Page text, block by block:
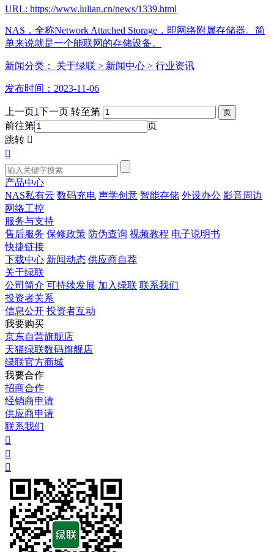
URL: https://www.lulian.cn/news/1339.html
NAS，全称Network Attached Storage，即网络附属存储器。简
单来说就是一个能联网的存储设备。
新闻分类： 关于绿联 > 新闻中心 > 行业资讯
发布时间：2023-11-06
上一页1下一页 转至第
前往第
页
跳转 

产品中心
NAS私有云 数码充电 声学创意 智能存储 外设办公 影音周边
网络工控
服务与支持
售后服务 保修政策 防伪查询 视频教程 电子说明书
快捷链接
下载中心 新闻动态 供应商自荐
关于绿联
公司简介 可持续发展 加入绿联 联系我们
投资者关系
信息公开 投资者互动
我要购买
京东自营旗舰店
天猫绿联数码旗舰店
绿联官方商城
我要合作
招商合作
经销商申请
供应商申请
联系我们


